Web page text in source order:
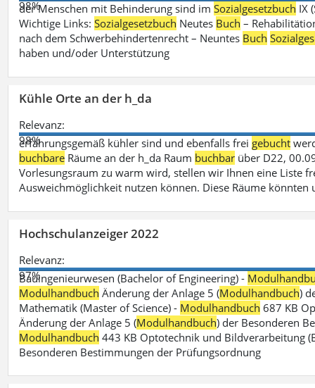
98%
der Menschen mit Behinderung sind imSozialgesetzbuch IX
Wichtige Links:Sozialgesetzbuch Neutes Buch –
nach dem Schwerbehindertenrecht – Neuntes Buch
haben und/oder Unterstützung
Kühle Orte an der h_da
Relevanz:
98%
erfahrungsgemäß kühler sind und ebenfalls frei gebucht
buchbare Räume an der h_da Raum buchbar über D22,
Vorlesungsraum zu warm wird, stellen wir Ihnen eine Liste
Ausweichmöglichkeit nutzen können. Diese Räume könnten
Hochschulanzeiger 2022
Relevanz:
97%
Bauingenieurwesen (Bachelor of Engineering) -
Modulhandbuch Änderung der Anlage 5 (Modulhandbuch)
Mathematik (Master of Science) - Modulhandbuch 687 KB
Änderung der Anlage 5 (Modulhandbuch) der Besonderen
Modulhandbuch 443 KB Optotechnik und Bildverarbeitung
Besonderen Bestimmungen der Prüfungsordnung